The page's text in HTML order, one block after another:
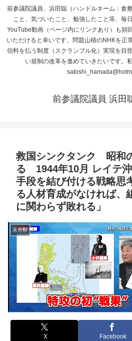
前参議院議員、浜田聡（ハンドルネーム：倉
こと、気づいたこと、勉強したこと等、毎
YouTube動画（ページ内にリンクあり）も頻
いただけると幸いです。問題山積のNHKを正
信料を払う制度（スクランブル化）実現を目
い規制の改革を進めていきたいです
前参議院議員 浜田
救国シンクタンク 昭和
る 1944年10月 レイテ
手段を結び付ける戦略思
る人材育成がなければ、
に関わらず敗れる」
未分類
X Facebook